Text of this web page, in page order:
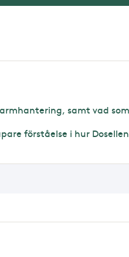
samt vad
förståelse i hur